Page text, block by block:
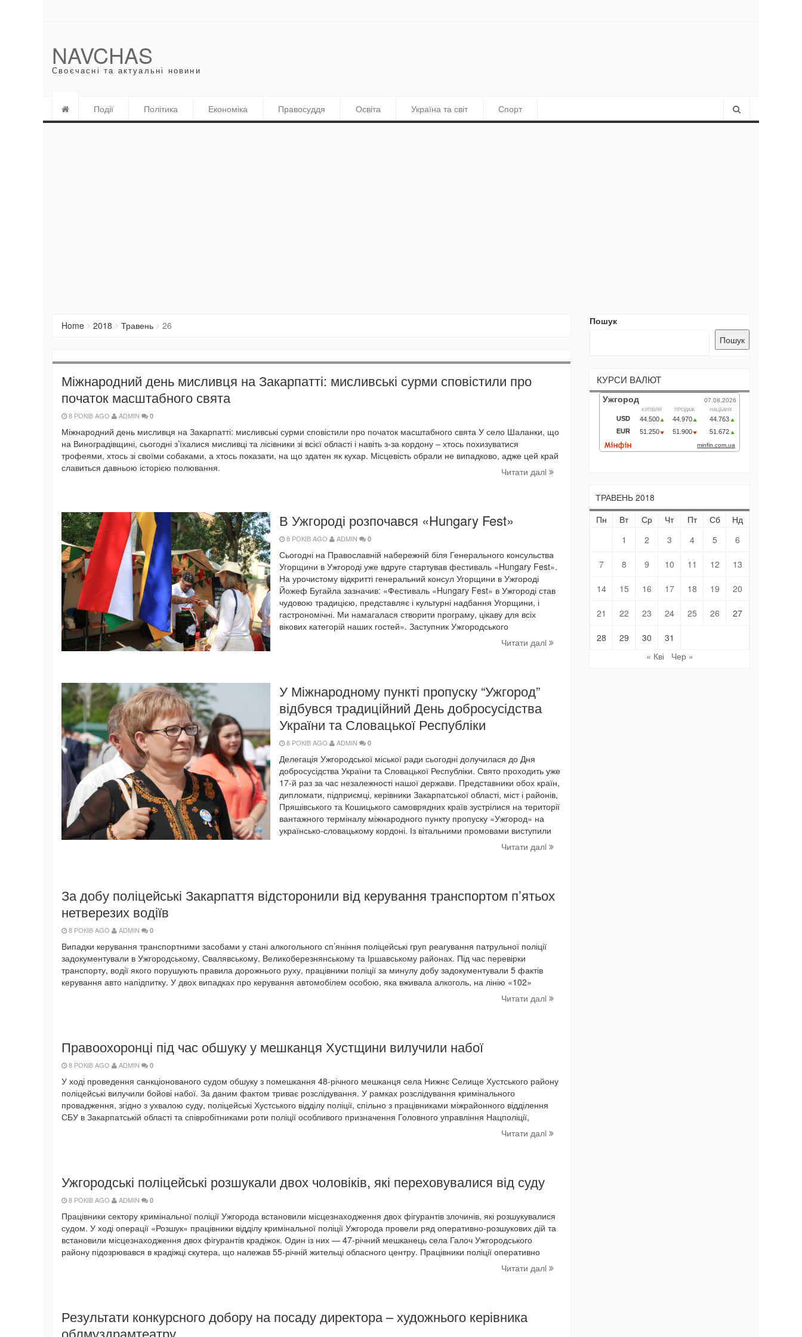
NAVCHAS
Своєчасні та актуальні новини
Події Політика Економіка Правосуддя Освіта Україна та світ Спорт
Home 2018 Травень 26
Міжнародний день мисливця на Закарпатті: мисливські сурми сповістили про
початок масштабного свята
8 РОКІВ AGO ADMIN 0
Міжнародний день мисливця на Закарпатті: мисливські сурми сповістили про початок масштабного свята У село Шаланки, що
на Виноградівщині, сьогодні з’їхалися мисливці та лісівники зі всієї області і навіть з-за кордону – хтось похизуватися
трофеями, хтось зі своїми собаками, а хтось показати, на що здатен як кухар. Місцевість обрали не випадково, адже цей край
славиться давньою історією полювання.
Читати далi
В Ужгороді розпочався «Hungary Fest»
8 РОКІВ AGO ADMIN 0
Сьогодні на Православній набережній біля Генерального консульства
Угорщини в Ужгороді уже вдруге стартував фестиваль «Hungary Fest».
На урочистому відкритті генеральний консул Угорщини в Ужгороді
Йожеф Бугайла зазначив: «Фестиваль «Hungary Fest» в Ужгороді став
чудовою традицією, представляє і культурні надбання Угорщини, і
гастрономічні. Ми намагалася створити програму, цікаву для всіх
вікових категорій наших гостей». Заступник Ужгородського
Читати далi
У Міжнародному пункті пропуску “Ужгород”
відбувся традиційний День добросусідства
України та Словацької Республіки
8 РОКІВ AGO ADMIN 0
Делегація Ужгородської міської ради сьогодні долучилася до Дня
добросусідства України та Словацької Республіки. Свято проходить уже
17-й раз за час незалежності нашої держави. Представники обох країн,
дипломати, підприємці, керівники Закарпатської області, міст і районів,
Пряшівського та Кошицького самоврядних країв зустрілися на території
вантажного терміналу міжнародного пункту пропуску «Ужгород» на
українсько-словацькому кордоні. Із вітальними промовами виступили
Читати далi
За добу поліцейські Закарпаття відсторонили від керування транспортом п’ятьох
нетверезих водіїв
8 РОКІВ AGO ADMIN 0
Випадки керування транспортними засобами у стані алкогольного сп’яніння поліцейські груп реагування патрульної поліції
задокументували в Ужгородському, Свалявському, Великоберезнянському та Іршавському районах. Під час перевірки
транспорту, водії якого порушують правила дорожнього руху, працівники поліції за минулу добу задокументували 5 фактів
керування авто напідпитку. У двох випадках про керування автомобілем особою, яка вживала алкоголь, на лінію «102»
Читати далi
Правоохоронці під час обшуку у мешканця Хустщини вилучили набої
8 РОКІВ AGO ADMIN 0
У ході проведення санкціонованого судом обшуку з помешкання 48-річного мешканця села Нижнє Селище Хустського району
поліцейські вилучили бойові набої. За даним фактом триває розслідування. У рамках розслідування кримінального
провадження, згідно з ухвалою суду, поліцейські Хустського відділу поліції, спільно з працівниками міжрайонного відділення
СБУ в Закарпатській області та співробітниками роти поліції особливого призначення Головного управління Нацполіції,
Читати далi
Ужгородські поліцейські розшукали двох чоловіків, які переховувалися від суду
8 РОКІВ AGO ADMIN 0
Працівники сектору кримінальної поліції Ужгорода встановили місцезнаходження двох фігурантів злочинів, які розшукувалися
судом. У ході операції «Розшук» працівники відділу кримінальної поліції Ужгорода провели ряд оперативно-розшукових дій та
встановили місцезнаходження двох фігурантів крадіжок. Один із них — 47-річний мешканець села Галоч Ужгородського
району підозрювався в крадіжці скутера, що належав 55-річній жительці обласного центру. Працівники поліції оперативно
Читати далi
Результати конкурсного добору на посаду директора – художнього керівника
облмуздрамтеатру
Пошук
Пошук
КУРСИ ВАЛЮТ
ТРАВЕНЬ 2018
Пн
Вт Ср Чт Пт Сб
Нд
1
2 3 4 5 6
7 8 9 10 11 12 13
14 15 16 17 18 19 20
21 22 23 24 25 26 27
28 29 30
31
« Кві
Чер »